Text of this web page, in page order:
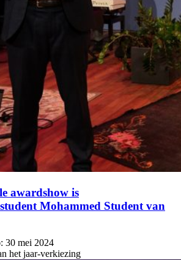
awardshow is
Mohammed Student van
30 mei 2024
het jaar-verkiezing